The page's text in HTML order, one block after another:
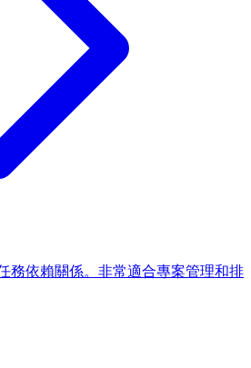
務依賴關係。非常適合專案管理和排